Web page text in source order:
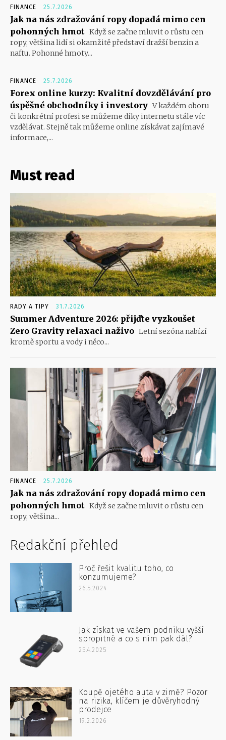
FINANCE 25.7.2026
Jak na nás zdražování ropy dopadá mimo cen
pohonných hmot Když se začne mluvit o růstu cen
ropy, většina lidí si okamžitě představí dražší benzin a
naftu. Pohonné hmoty...
FINANCE 25.7.2026
Forex online kurzy: Kvalitní dovzdělávání pro
úspěšné obchodníky i investory V každém oboru
či konkrétní profesi se můžeme díky internetu stále víc
vzdělávat. Stejně tak můžeme online získávat zajímavé
informace,...
Must read
RADY A TIPY 31.7.2026
Summer Adventure 2026: přijďte vyzkoušet
Zero Gravity relaxaci naživo Letní sezóna nabízí
kromě sportu a vody i něco...
FINANCE 25.7.2026
Jak na nás zdražování ropy dopadá mimo cen
pohonných hmot Když se začne mluvit o růstu cen
ropy, většina...
Redakční přehled
Proč řešit kvalitu toho, co
konzumujeme?
26.5.2024
Jak získat ve vašem podniku vyšší
spropitné a co s ním pak dál?
25.4.2025
Koupě ojetého auta v zimě? Pozor
na rizika, klíčem je důvěryhodný
prodejce
19.2.2026